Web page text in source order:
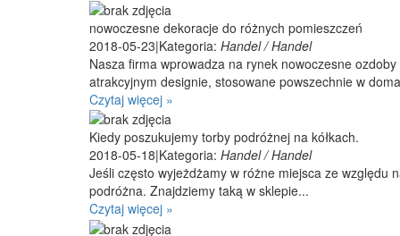
nowoczesne dekoracje do różnych pomieszczeń
2018-05-23|Kategoria: Handel / Handel
Nasza firma wprowadza na rynek nowoczesne
atrakcyjnym designie, stosowane powszechnie w
Czytaj więcej »
Kiedy poszukujemy torby podróżnej na kółkach.
2018-05-18|Kategoria: Handel / Handel
Jeśli często wyjeżdżamy w różne miejsca ze
podróżna. Znajdziemy taką w sklepie...
Czytaj więcej »